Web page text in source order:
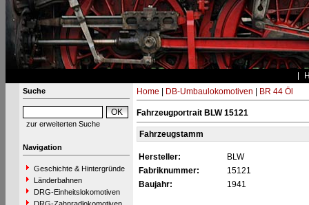
Suche
zur erweiterten Suche
Navigation
Geschichte & Hintergründe
Länderbahnen
DRG-Einheitslokomotiven
Home DB-Umbaulokomotiven BR 44 Öl
Fahrzeugportrait BLW 15121
Fahrzeugstamm
Hersteller:
BLW
Fabriknummer:
15121
Baujahr:
1941